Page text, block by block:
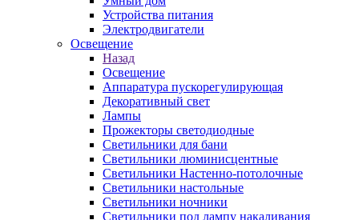
Устройства питания
Электродвигатели
Освещение
Назад
Освещение
Аппаратура пускорегулирующая
Декоративный свет
Лампы
Прожекторы светодиодные
Светильники для бани
Светильники люминисцентные
Светильники Настенно-потолочные
Светильники настольные
Светильники ночники
Светильники под лампу накаливания